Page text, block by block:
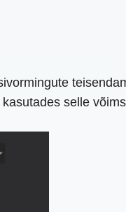
selle